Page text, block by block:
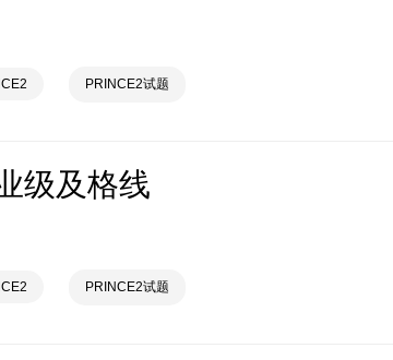
PRINCE2试题
级及格线
PRINCE2试题